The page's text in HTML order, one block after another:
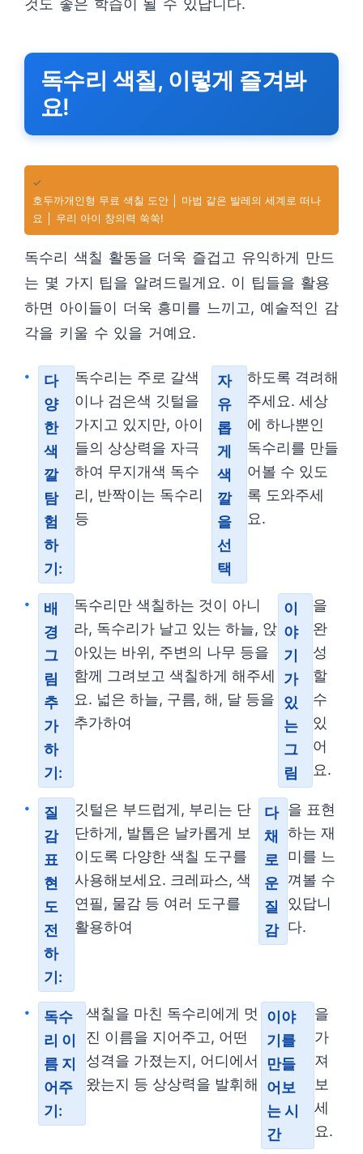
것도 좋은 학습이 될 수 있답니다.
독수리 색칠, 이렇게 즐겨봐
요!
✓
호두까개인형 무료 색칠 도안 │ 마법 같은 발레의 세계로 떠나
요 │ 우리 아이 창의력 쑥쑥!
독수리 색칠 활동을 더욱 즐겁고 유익하게 만드
는 몇 가지 팁을 알려드릴게요. 이 팁들을 활용
하면 아이들이 더욱 흥미를 느끼고, 예술적인 감
각을 키울 수 있을 거예요.
다
양
한
색
깔
탐
험
하
기:
독수리는 주로 갈색
이나 검은색 깃털을
가지고 있지만, 아이
들의 상상력을 자극
하여 무지개색 독수
리, 반짝이는 독수리
등
자
유
롭
게
색
깔
을
선
택
하도록 격려해
주세요. 세상
에 하나뿐인
독수리를 만들
어볼 수 있도
록 도와주세
요.
배
경
그
림
추
가
하
기:
독수리만 색칠하는 것이 아니
라, 독수리가 날고 있는 하늘, 앉
아있는 바위, 주변의 나무 등을
함께 그려보고 색칠하게 해주세
요. 넓은 하늘, 구름, 해, 달 등을
추가하여
이
야
기
가
있
는
그
림
을
완
성
할
수
있
어
요.
질
감
표
현
도
전
하
기:
깃털은 부드럽게, 부리는 단
단하게, 발톱은 날카롭게 보
이도록 다양한 색칠 도구를
사용해보세요. 크레파스, 색
연필, 물감 등 여러 도구를
활용하여
다
채
로
운
질
감
을 표현
하는 재
미를 느
껴볼 수
있답니
다.
독수
리 이
름 지
어주
기:
색칠을 마친 독수리에게 멋
진 이름을 지어주고, 어떤
성격을 가졌는지, 어디에서
왔는지 등 상상력을 발휘해
이야
기를
만들
어보
는 시
간
을
가
져
보
세
요.